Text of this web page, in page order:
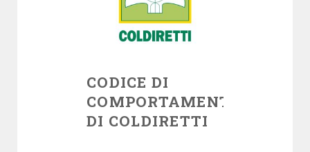
CODICE DI
COMPORTAMENTO
DI COLDIRETTI